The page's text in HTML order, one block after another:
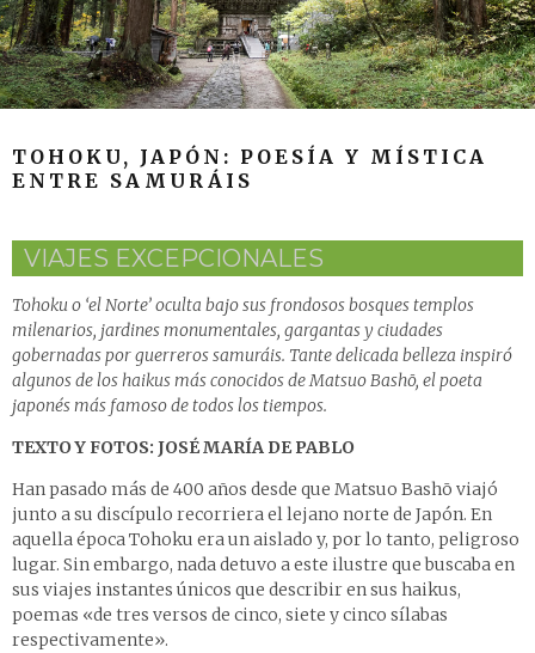
TOHOKU, JAPÓN: POESÍA Y MÍSTICA
ENTRE SAMURÁIS
VIAJES EXCEPCIONALES
Tohoku o ‘el Norte’ oculta bajo sus frondosos bosques templos
milenarios, jardines monumentales, gargantas y ciudades
gobernadas por guerreros samuráis. Tante delicada belleza inspiró
algunos de los haikus más conocidos de Matsuo Bashō, el poeta
japonés más famoso de todos los tiempos.
TEXTO Y FOTOS: JOSÉ MARÍA DE PABLO
Han pasado más de 400 años desde que Matsuo Bashō viajó
junto a su discípulo recorriera el lejano norte de Japón. En
aquella época Tohoku era un aislado y, por lo tanto, peligroso
lugar. Sin embargo, nada detuvo a este ilustre que buscaba en
sus viajes instantes únicos que describir en sus haikus,
poemas «de tres versos de cinco, siete y cinco sílabas
respectivamente».